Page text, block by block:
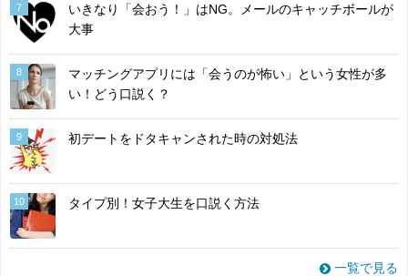
7
いきなり「会おう！」はNG。メールのキャッチボールが
大事
8
マッチングアプリには「会うのが怖い」という女性が多
い！どう口説く？
9 初デートをドタキャンされた時の対処法
10 タイプ別！女子大生を口説く方法
一覧で見る